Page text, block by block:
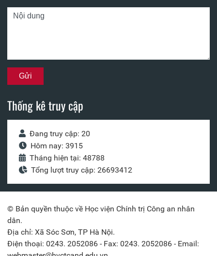
Thống kê truy cập
Đang truy cập: 20
Hôm nay: 3915
Tháng hiện tại: 48788
Tổng lượt truy cập: 26693412
© Bản quyền thuộc về Học viện Chính trị Công an nhân
dân.
Địa chỉ: Xã Sóc Sơn, TP Hà Nội.
Điện thoại: 0243. 2052086 - Fax: 0243. 2052086 - Email: